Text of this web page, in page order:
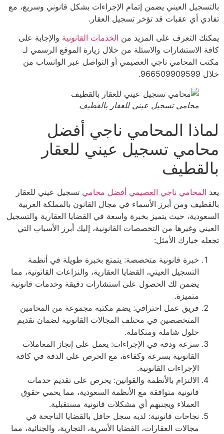
العيني يضمن إتمام الإجراءات بشكل قانوني وسريع، مع
أي عقبات قد تؤخر تسجيل العقار.
التعرف على المزيد من الخدمات القانونيةوالإجابة على
الاستشارات والاسئلة من خلال زيارة الموقع الرسمي لـ
المحامي ناجي العصيمي أو التواصل عبر الواتساب من
محامي تسجيل عيني للعقار بالقطيف
المحامي ناجي أفضل
تسجيل عيني للعقار
المحامي ناجي العصيمي أفضل محاميتسجيل عيني للعقار
ومن أبرز الأسماء في مجال القانون بالمملكة العربية
حيث يتميز بخبرة واسعة في القضايا العقارية والتسجيل
وغيرها من التخصصات القانونية، إليك أبرز الأسباب التي
خيارك الأمثل:
خبرة قانونية متخصصة: يتمتع بخبرة طويلة في أنظمة
التسجيل العيني، القضايا العقارية، والنزاعات القانونية، مما
يضمن لك الحصول على استشارات دقيقة وخدمات قانونية
متميزة.
فريق عمل احترافي: يضم مكتبه مجموعة من المحامين
المتخصصين في مختلف المجالات القانونية لضمان تقديم
حلول شاملة ومتكاملة.
سرعة ودقة في الإجراءات: يعمل على إنجاز المعاملات
القانونية بسرعة وكفاءة، مع الحرص على الدقة في كافة
الإجراءات القانونية.
الالتزام بالأنظمة والقوانين: يحرص على تقديم خدمات
قانونية متوافقة مع الأنظمة السعودية، مما يحمي حقوق
العملاء ويجنبهم أي مشكلات قانونية مستقبلية.
نجاحات قانونية: لديه سجل حافل بالقضايا الناجحة في
مجالات العقارات، القضايا الأسرية، التجارية، والجنائية، مما